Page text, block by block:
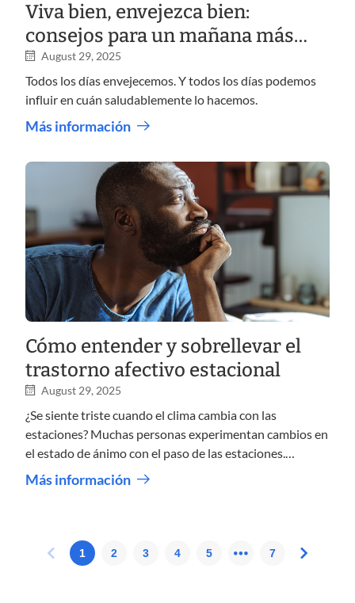
Viva bien, envejezca bien:
consejos para un mañana más
saludable
August 29, 2025
Todos los días envejecemos. Y todos los días podemos
influir en cuán saludablemente lo hacemos.
Más información
Cómo entender y sobrellevar el
trastorno afectivo estacional
August 29, 2025
¿Se siente triste cuando el clima cambia con las
estaciones? Muchas personas experimentan cambios en
el estado de ánimo con el paso de las estaciones.
Cuando estos cambios se vuelven graves e interfieren
Más información